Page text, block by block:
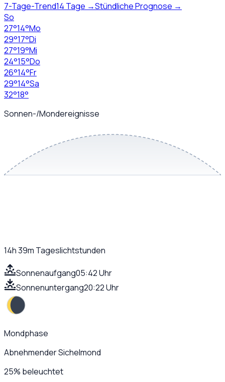
7-Tage-Trend14 Tage →Stündliche Prognose →
So
27°14°Mo
29°17°Di
27°19°Mi
24°15°Do
26°14°Fr
29°14°Sa
32°18°
Sonnen-/Mondereignisse
14h 39m Tageslichtstunden
Sonnenaufgang05:42 Uhr
Sonnenuntergang20:22 Uhr
Mondphase
Abnehmender Sichelmond
25% beleuchtet